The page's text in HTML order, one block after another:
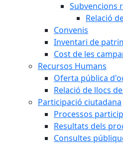
Subvencions
Relació
Convenis
Inventari de
Cost de les
Recursos Humans
Oferta pública
Relació de llocs
Participació ciutadana
Processos
Resultats dels
Consultes